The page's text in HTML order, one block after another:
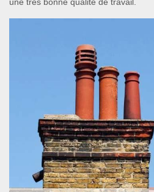
une très bonne qualité de travail.